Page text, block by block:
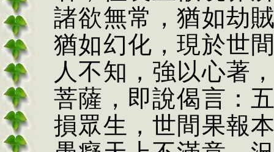
諸欲無常，猶如劫
猶如幻化，現於世
人不知，強以心著
菩薩，即說偈言：
損眾生，世間果報